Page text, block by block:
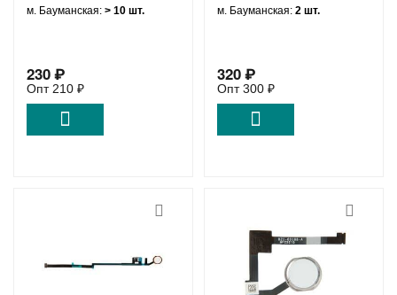
м. Бауманская:> 10 шт.
230₽
Опт 210 ₽
м. Бауманская:2 шт.
320₽
Опт300 ₽